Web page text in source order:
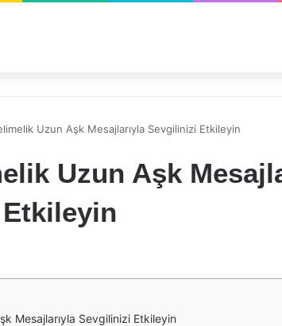
Uzun Aşk Mesajlarıyla Sevgilinizi Etkileyin
Uzun Aşk
Mesajlarıyla Sevgilinizi Etkileyin